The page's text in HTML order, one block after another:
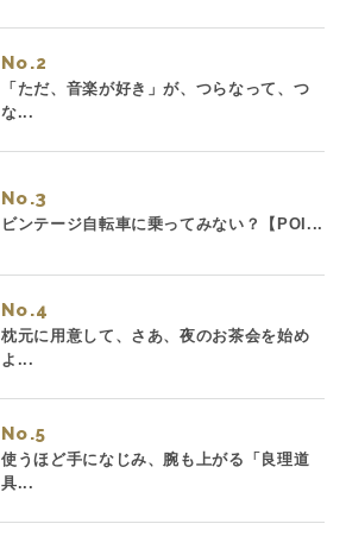
No.
「ただ、音楽が好き」が、つらなって、つ
な...
No.
ビンテージ自転車に乗ってみない？【POI...
No.
枕元に用意して、さあ、夜のお茶会を始め
よ...
No.
使うほど手になじみ、腕も上がる「良理道
具...